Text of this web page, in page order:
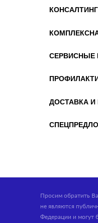
КОНСАЛТИНГ
СЕРВИСНЫЕ
ДОСТАВКА И
Просим обратить
не являются
Федерации и могут